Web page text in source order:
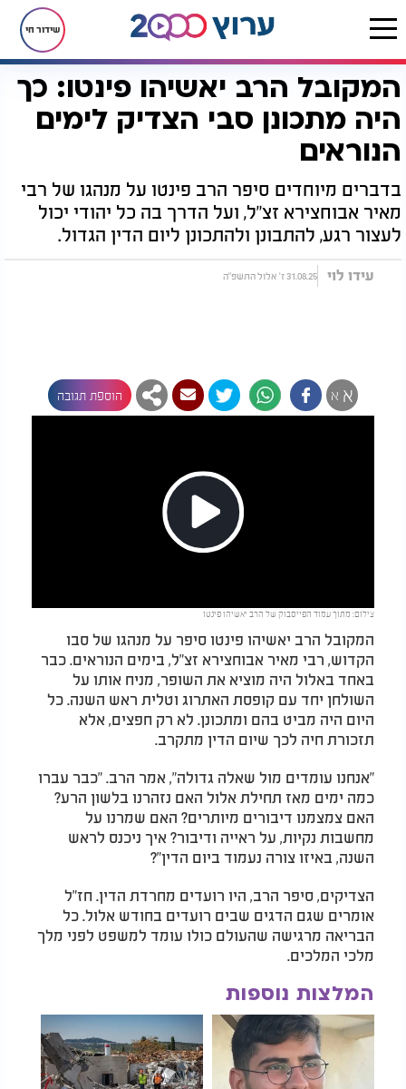
שידור חי
דף הבית יהדות המקובל הרב יאשיהו פינטו: כך היה מתכונן סבי הצדיק לימים הנוראים
המקובל הרב יאשיהו פינטו: כך
היה מתכונן סבי הצדיק לימים
הנוראים
בדברים מיוחדים סיפר הרב פינטו על מנהגו של רבי
מאיר אבוחצירא זצ"ל, ועל הדרך בה כל יהודי יכול
לעצור רגע, להתבונן ולהתכונן ליום הדין הגדול.
עידו לוי 31.08.25 ז' אלול התשפ"ה
א א הוספת תגובה
Play
Video
צילום: מתוך עמוד הפייסבוק של הרב יאשיהו פינטו
המקובל הרב יאשיהו פינטו סיפר על מנהגו של סבו
הקדוש, רבי מאיר אבוחצירא זצ"ל, בימים הנוראים. כבר
באחד באלול היה מוציא את השופר, מניח אותו על
השולחן יחד עם קופסת האתרוג וטלית ראש השנה. כל
היום היה מביט בהם ומתכונן. לא רק חפצים, אלא
תזכורת חיה לכך שיום הדין מתקרב.
"אנחנו עומדים מול שאלה גדולה", אמר הרב. "כבר עברו
כמה ימים מאז תחילת אלול האם נזהרנו בלשון הרע?
האם צמצמנו דיבורים מיותרים? האם שמרנו על
מחשבות נקיות, על ראייה ודיבור? איך ניכנס לראש
השנה, באיזו צורה נעמוד ביום הדין?"
הצדיקים, סיפר הרב, היו רועדים מחרדת הדין. חז"ל
אומרים שגם הדגים שבים רועדים בחודש אלול. כל
הבריאה מרגישה שהעולם כולו עומד למשפט לפני מלך
מלכי המלכים.
המלצות נוספות